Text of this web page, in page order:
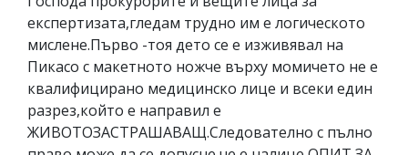
експертизата,гледам трудно им е логическото
мислене.Първо -тоя дето се е изживявал на
Пикасо с макетното ножче върху момичето не е
квалифицирано медицинско лице и всеки един
разрез,който е направил е
ЖИВОТОЗАСТРАШАВАЩ.Следователно с пълно